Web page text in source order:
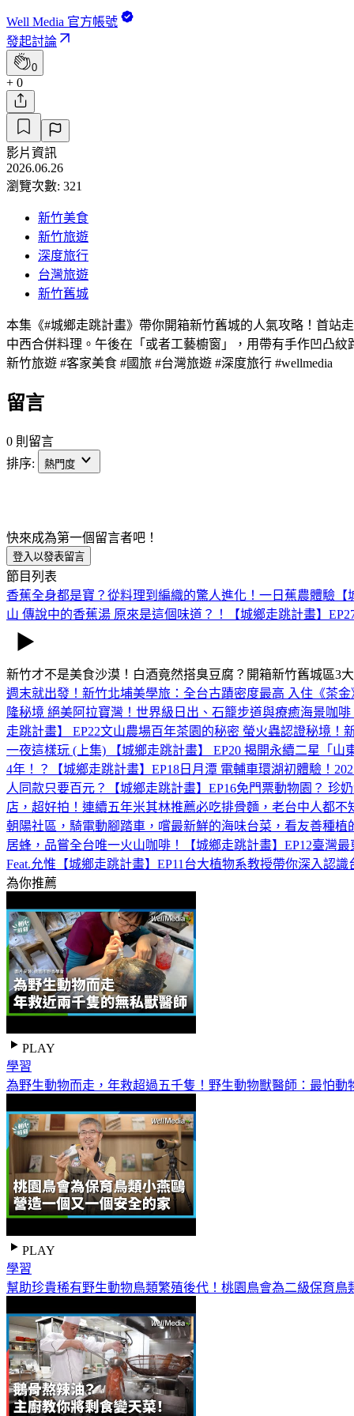
Well Media 官方帳號
發起討論
0
+ 0
影片資訊
2026.06.26
瀏覽次數: 321
新竹美食
新竹旅遊
深度旅行
台灣旅遊
新竹舊城
本集《#城鄉走跳計畫》帶你開箱新竹舊城的人氣攻略！首站
中西合併料理。午後在「或者工藝櫥窗」，用帶有手作凹凸
新竹旅遊 #客家美食 #國旅 #台灣旅遊 #深度旅行 #wellmedia
留言
0 則留言
排序:
熱門度
快來成為第一個留言者吧！
登入以發表留言
節目列表
香蕉全身都是寶？從料理到編織的驚人進化！一日蕉農體驗【
山 傳說中的香蕉湯 原來是這個味道？！【城鄉走跳計畫】
新竹才不是美食沙漠！白酒竟然搭臭豆腐？開箱新竹舊城區3
週末就出發！新竹北埔美學旅：全台古蹟密度最高 入住《茶
隆秘境 絕美阿拉寶灣！世界級日出、石籠步道與療癒海景咖
走跳計畫】 EP22文山農場百年茶園的秘密 螢火蟲認證秘境！
一夜這樣玩 (上集) 【城鄉走跳計畫】 EP20 ‪ 揭開永續二星「山
4年！？【城鄉走跳計畫】EP18 日月潭 電輔車環湖初體驗！
人同款只要百元？【城鄉走跳計畫】EP16免門票動物園？ 珍
店，超好拍！連續五年米其林推薦必吃排骨麵，老台中人都
朝陽社區，騎電動腳踏車，嚐最新鮮的海味台菜，看友善種植
居蜂，品嘗全台唯一火山咖啡！【城鄉走跳計畫】EP12臺灣最
Feat.允惟【城鄉走跳計畫】EP11‪ 台大植物系教授帶你深入認
為你推薦
PLAY
學習
為野生動物而走，年救超過五千隻！野生動物獸醫師：最怕
PLAY
學習
幫助珍貴稀有野生動物鳥類繁殖後代！桃園鳥會為二級保育